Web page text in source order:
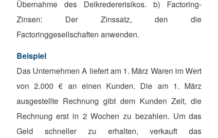
Übernahme des Delkredererisikos. b) Factoring-
Zinsen: Der Zinssatz, den die
Factoringgesellschaften anwenden.
Beispiel
Das Unternehmen A liefert am 1. März Waren im Wert
von 2.000 € an einen Kunden. Die am 1. März
ausgestellte Rechnung gibt dem Kunden Zeit, die
Rechnung erst in 2 Wochen zu bezahlen. Um das
Geld schneller zu erhalten, verkauft das